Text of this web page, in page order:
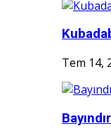
Tem 14,